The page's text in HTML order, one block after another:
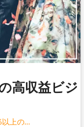
高収益ビジ
以上の…